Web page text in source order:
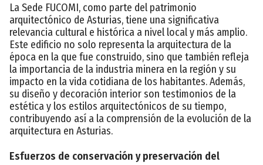
La Sede FUCOMI, como parte del patrimonio
arquitectónico de Asturias, tiene una significativa
relevancia cultural e histórica a nivel local y más amplio.
Este edificio no solo representa la arquitectura de la
época en la que fue construido, sino que también refleja
la importancia de la industria minera en la región y su
impacto en la vida cotidiana de los habitantes. Además,
su diseño y decoración interior son testimonios de la
estética y los estilos arquitectónicos de su tiempo,
contribuyendo así a la comprensión de la evolución de la
arquitectura en Asturias.
Esfuerzos de conservación y preservación del